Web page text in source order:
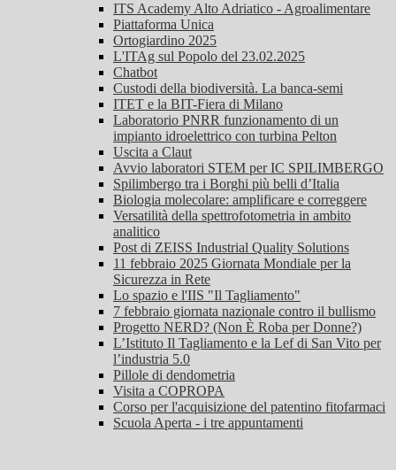
ITS Academy Alto Adriatico - Agroalimentare
Piattaforma Unica
Ortogiardino 2025
L'ITAg sul Popolo del 23.02.2025
Chatbot
Custodi della biodiversità. La banca-semi
ITET e la BIT-Fiera di Milano
Laboratorio PNRR funzionamento di un
impianto idroelettrico con turbina Pelton
Uscita a Claut
Avvio laboratori STEM per IC SPILIMBERGO
Spilimbergo tra i Borghi più belli d’Italia
Biologia molecolare: amplificare e correggere
Versatilità della spettrofotometria in ambito
analitico
Post di ZEISS Industrial Quality Solutions
11 febbraio 2025 Giornata Mondiale per la
Sicurezza in Rete
Lo spazio e l'IIS "Il Tagliamento"
7 febbraio giornata nazionale contro il bullismo
Progetto NERD? (Non È Roba per Donne?)
L’Istituto Il Tagliamento e la Lef di San Vito per
l’industria 5.0
Pillole di dendometria
Visita a COPROPA
Corso per l'acquisizione del patentino fitofarmaci
Scuola Aperta - i tre appuntamenti